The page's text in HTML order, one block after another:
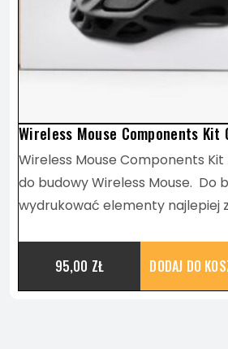
Wireless Mouse Components Kit
Wireless Mouse Components
do budowy Wireless Mouse. Do
wydrukować elementy najlepiej z
95,00 ZŁ DODAJ DO